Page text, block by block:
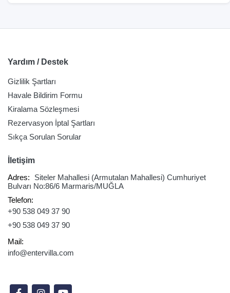
Yardım / Destek
Gizlilik Şartları
Havale Bildirim Formu
Kiralama Sözleşmesi
Rezervasyon İptal Şartları
Sıkça Sorulan Sorular
İletişim
Adres:
Siteler Mahallesi (Armutalan Mahallesi) Cumhuriyet
Bulvarı No:86/6 Marmaris/MUĞLA
Telefon:
+90 538 049 37 90
+90 538 049 37 90
Mail:
info@entervilla.com